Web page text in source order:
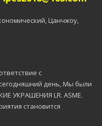
Цанчжоу,
с
день, Мы были
УКРАШЕНИЯ LR. ASME.
становится